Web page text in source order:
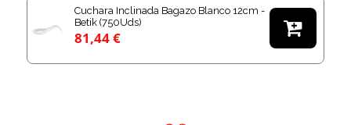
Cuchara Inclinada Bagazo Blanco 12cm -
Betik (750Uds)
81,44 € 